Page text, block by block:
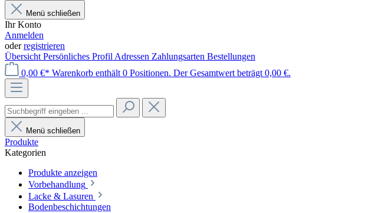
Menü schließen
Ihr Konto
Anmelden
oderregistrieren
Übersicht Persönliches Profil Adressen Zahlungsarten Bestellungen
0,00 €* Warenkorb enthält 0 Positionen. Der Gesamtwert beträgt 0,00 €.
Menü schließen
Produkte
Kategorien
Produkte anzeigen
Vorbehandlung
Lacke & Lasuren
Bodenbeschichtungen